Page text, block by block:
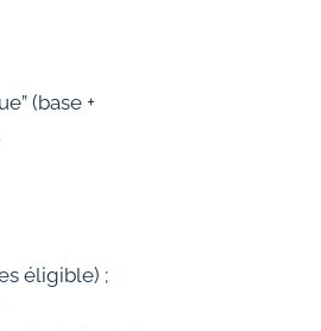
(base +
éligible) ;